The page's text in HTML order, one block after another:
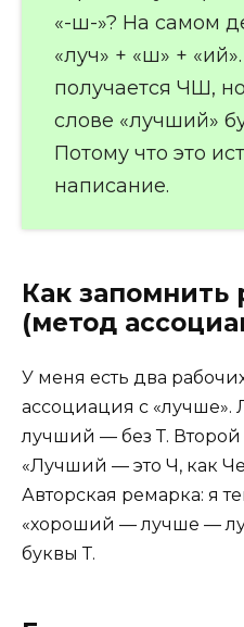
«-ш-»? На самом
«луч» + «ш» +
получается ЧШ,
слове «лучший»
Потому что это
написание.
Как запомнить
(метод
У меня есть два
ассоциация с «лучше».
лучший — без Т.
«Лучший — это Ч, как
Авторская ремарка: я
«хороший — лучше —
буквы Т.